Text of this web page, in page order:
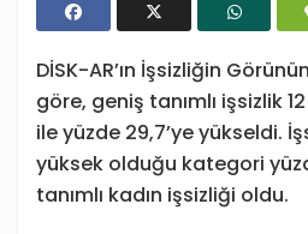
DİSK-AR’ın İşsizliğin
göre, geniş tanımlı işsizlik
ile yüzde 29,7’ye yükseldi.
yüksek olduğu kategori
tanımlı kadın işsizliği oldu.